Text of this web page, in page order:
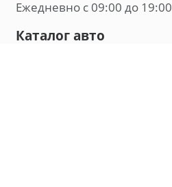
Ежедневно с 09:00 до 19:00
Каталог авто